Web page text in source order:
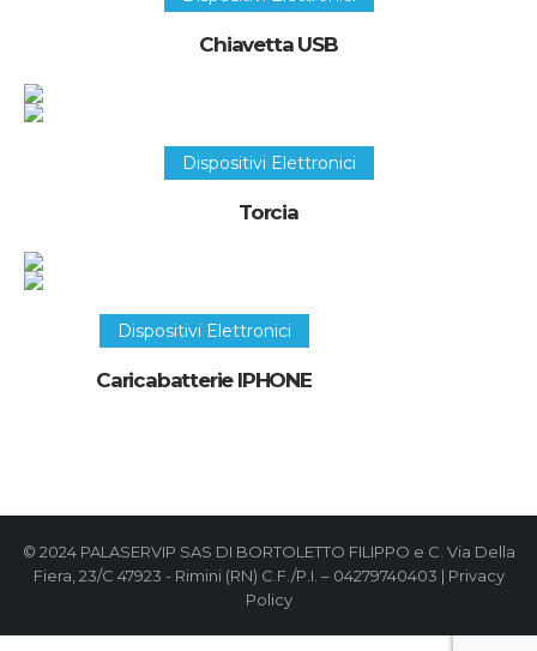
Chiavetta USB
Recupera questo oggetto
Dispositivi Elettronici
Torcia
Recupera questo oggetto
Dispositivi Elettronici
Caricabatterie IPHONE
© 2024 PALASERVIP SAS DI BORTOLETTO FILIPPO e C. Via Della
Fiera, 23/C 47923 - Rimini (RN) C.F./P.I. – 04279740403 | Privacy
Policy